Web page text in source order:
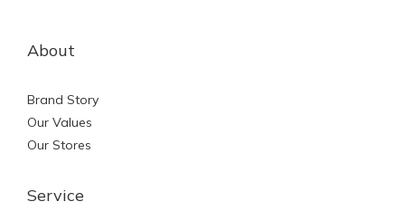
About
Brand Story
Our Values
Our Stores
Service